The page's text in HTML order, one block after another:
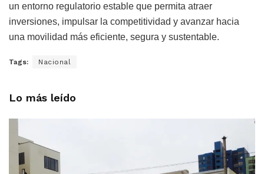
un entorno regulatorio estable que permita atraer
inversiones, impulsar la competitividad y avanzar hacia
una movilidad más eficiente, segura y sustentable.
Tags: Nacional
Lo más leído